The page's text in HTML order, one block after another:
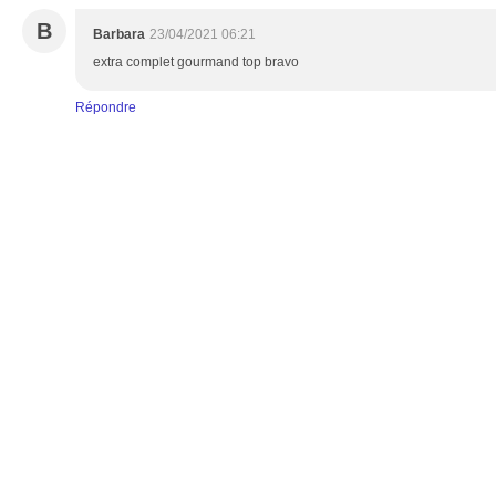
B Barbara 23/04/2021 06:21
extra complet gourmand top bravo
Répondre